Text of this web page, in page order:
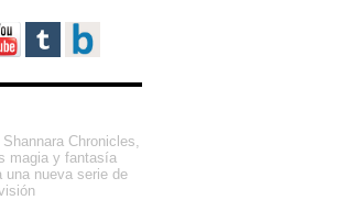
Shannara Chronicles,
magia y fantasía
una nueva serie de